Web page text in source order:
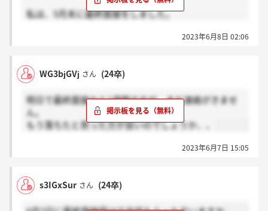
私は、5月末に最終面接をしました。
2023年6月8日 02:06
WG3bjGVj さん (24卒)
明日で最終面接から1週間ですが、まだ連絡がきませ
ん。
もう落ちたと思った方が良いのでしょうか、、
2023年6月7日 15:05
s3IGxSur さん (24卒)